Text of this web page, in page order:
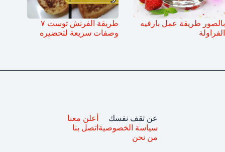
بالصور طريقة عمل بارفيه
الفراولة
طريقة الفرنش توست ٧
وصفات سريعة لتحضيره
عن ثقف نفسك
سياسة الخصوصية
من نحن
أعلن معنا
اتصل بنا